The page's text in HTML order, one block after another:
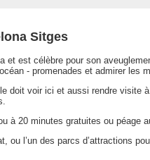
Sitges
et est célèbre pour son
- promenades et admirer les
doit voir ici et aussi rendre visite
à 20 minutes gratuites ou péage
ou l’un des parcs d’attractions